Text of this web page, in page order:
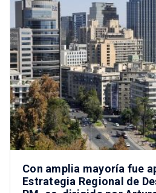
Con amplia mayoría fue
Estrategia Regional de